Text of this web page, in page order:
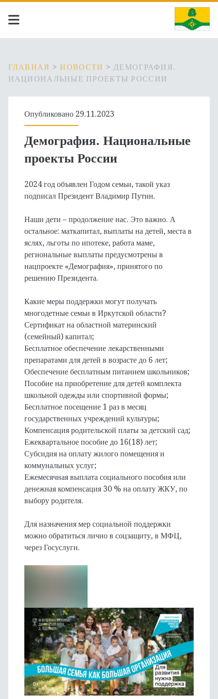
ГЛАВНАЯ >НОВОСТИ >ДЕМОГРАФИЯ.
НАЦИОНАЛЬНЫЕ ПРОЕКТЫ РОССИИ
Опубликовано 29.11.2023
Демография. Национальные
проекты России
2024 год объявлен Годом семьи, такой указ
подписал Президент Владимир Путин.
Наши дети – продолжение нас. Это важно. А
остальное: маткапитал, выплаты на детей, места в
яслях, льготы по ипотеке, работа маме,
региональные выплаты предусмотрены в
нацпроекте «Демография», принятого по
решению Президента.
Какие меры поддержки могут получать
многодетные семьи в Иркутской области?
Сертификат на областной материнский
(семейный) капитал;
Бесплатное обеспечение лекарственными
препаратами для детей в возрасте до 6 лет;
Обеспечение бесплатным питанием школьников;
Пособие на приобретение для детей комплекта
школьной одежды или спортивной формы;
Бесплатное посещение 1 раз в месяц
государственных учреждений культуры;
Компенсация родительской платы за детский сад;
Ежеквартальное пособие до 16(18) лет;
Субсидия на оплату жилого помещения и
коммунальных услуг;
Ежемесячная выплата социального пособия или
денежная компенсация 30 % на оплату ЖКУ, по
выбору родителя.
Для назначения мер социальной поддержки
можно обратиться лично в соцзащиту, в МФЦ,
через Госуслуги.